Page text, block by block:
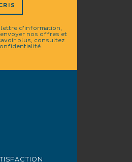
lettre d'information,
nos offres et
plus, consultez
.